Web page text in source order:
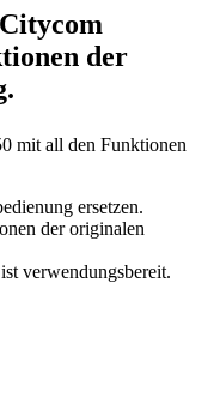
Citycom
der
mit all den Funktionen
ersetzen.
der originalen
verwendungsbereit.